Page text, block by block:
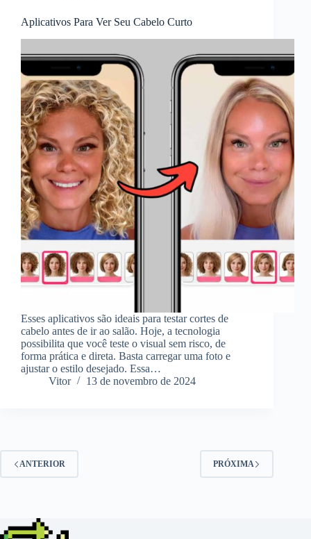
Aplicativos Para Ver Seu Cabelo Curto
Esses aplicativos são ideais para testar cortes de
cabelo antes de ir ao salão. Hoje, a tecnologia
possibilita que você teste o visual sem risco, de
forma prática e direta. Basta carregar uma foto e
ajustar o estilo desejado. Essa…
Vitor
13 de novembro de 2024
ANTERIOR PRÓXIMA